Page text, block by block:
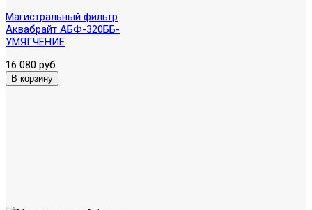
Магистральный фильтр
Аквабрайт АБФ-320ББ-
УМЯГЧЕНИЕ
16 080 руб